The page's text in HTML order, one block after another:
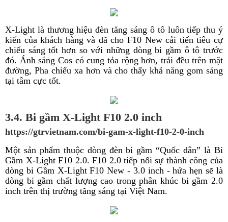
X-Light là thương hiệu đèn tăng sáng ô tô luôn tiếp thu ý
kiến của khách hàng và đã cho F10 New cải tiến tiêu cự
chiếu sáng tốt hơn so với những dòng bi gầm ô tô trước
đó. Ánh sáng Cos có cung tỏa rộng hơn, trải đều trên mặt
đường, Pha chiếu xa hơn và cho thấy khả năng gom sáng
tại tâm cực tốt.
3.4. Bi gầm X-Light F10 2.0 inch
https://gtrvietnam.com/bi-gam-x-light-f10-2-0-inch
Một sản phẩm thuộc dòng đèn bi gầm “Quốc dân” là Bi
Gầm X-Light F10 2.0. F10 2.0 tiếp nối sự thành công của
dòng bi Gầm X-Light F10 New - 3.0 inch - hứa hẹn sẽ là
dòng bi gầm chất lượng cao trong phân khúc bi gầm 2.0
inch trên thị trường tăng sáng tại Việt Nam.